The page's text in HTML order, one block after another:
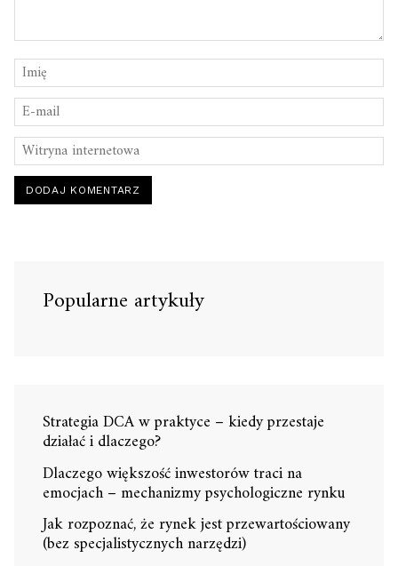
Popularne artykuły
Strategia DCA w praktyce – kiedy przestaje
działać i dlaczego?
Dlaczego większość inwestorów traci na
emocjach – mechanizmy psychologiczne rynku
Jak rozpoznać, że rynek jest przewartościowany
(bez specjalistycznych narzędzi)